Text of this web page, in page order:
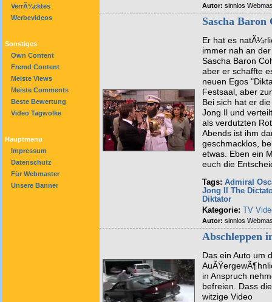
VerrÃ¼cktes
Werbevideos
Sonstiges
Own Content
Fremd Content
Meiste Views
Meiste Comments
Beste Bewertung
Video Tagwolke
Hauptmenu
Impressum
Datenschutz
Für Webmaster
Unsere Banner
Autor: sinnlos
Sascha Baron
Er hat es
immer nah an
Sascha Baron
aber er schaffte
neuen Egos
Festsaal, aber
Bei sich hat er
Jong Il und
als verdutzten
Abends ist ihm
geschmacklos,
etwas. Eben ein
euch die
Tags: Admiral
Jong Il
The
Diktator
Kategorie: TV
Autor: sinnlos
Abschleppen
Das ein Auto um
in Anspruch
befreien. Dass
witzige Video